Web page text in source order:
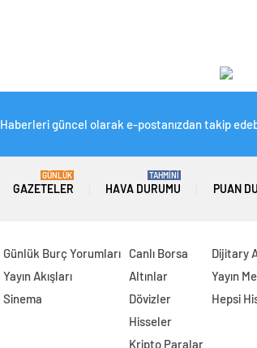
Haberleri güncel olarak e-postanızdan takip
GAZETELER
GÜNLÜK
HAVA DURUMU
TAHMİNİ
PUAN
Günlük Burç Yorumları
Yayın Akışları
Sinema
Canlı Borsa
Altınlar
Dövizler
Hisseler
Kripto Paralar
Dijitary
Yayın
Hepsi